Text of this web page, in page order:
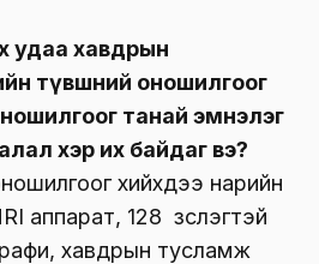
удаа хавдрын
түвшний оношилгоог
танай эмнэлэг
хэр их байдаг вэ?
хийхдээ нарийн
аппарат, 128 зүслэгтэй
хавдрын тусламж